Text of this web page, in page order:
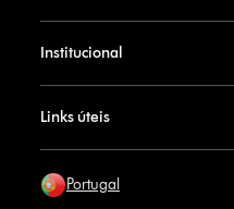
Institucional
Links úteis
Portugal